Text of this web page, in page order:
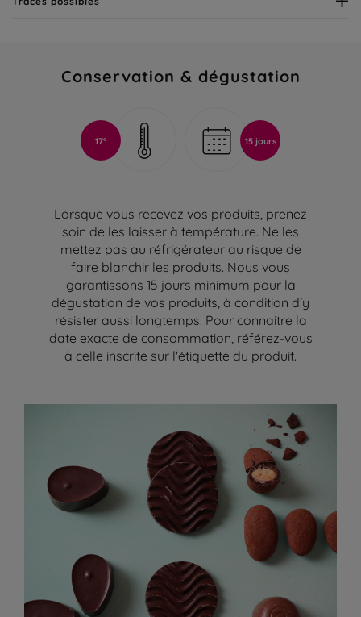
Conservation & dégustation
17° 15 jours
Lorsque vous recevez vos produits, prenez
soin de les laisser à température. Ne les
mettez pas au réfrigérateur au risque de
faire blanchir les produits. Nous vous
garantissons 15 jours minimum pour la
dégustation de vos produits, à condition d’y
résister aussi longtemps. Pour connaitre la
date exacte de consommation, référez-vous
à celle inscrite sur l'étiquette du produit.